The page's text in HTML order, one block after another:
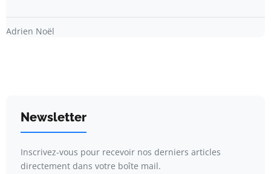
Adrien Noël
Newsletter
Inscrivez-vous pour recevoir nos derniers articles
directement dans votre boîte mail.